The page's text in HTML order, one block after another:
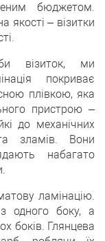
бюджетом.
якості – візитки
візиток, ми
покриває
плівкою, яка
пристрою –
до механічних
зламів. Вони
набагато
ламінацію.
одного боку, а
боків. Глянцева